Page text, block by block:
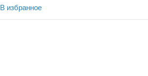
В избранное